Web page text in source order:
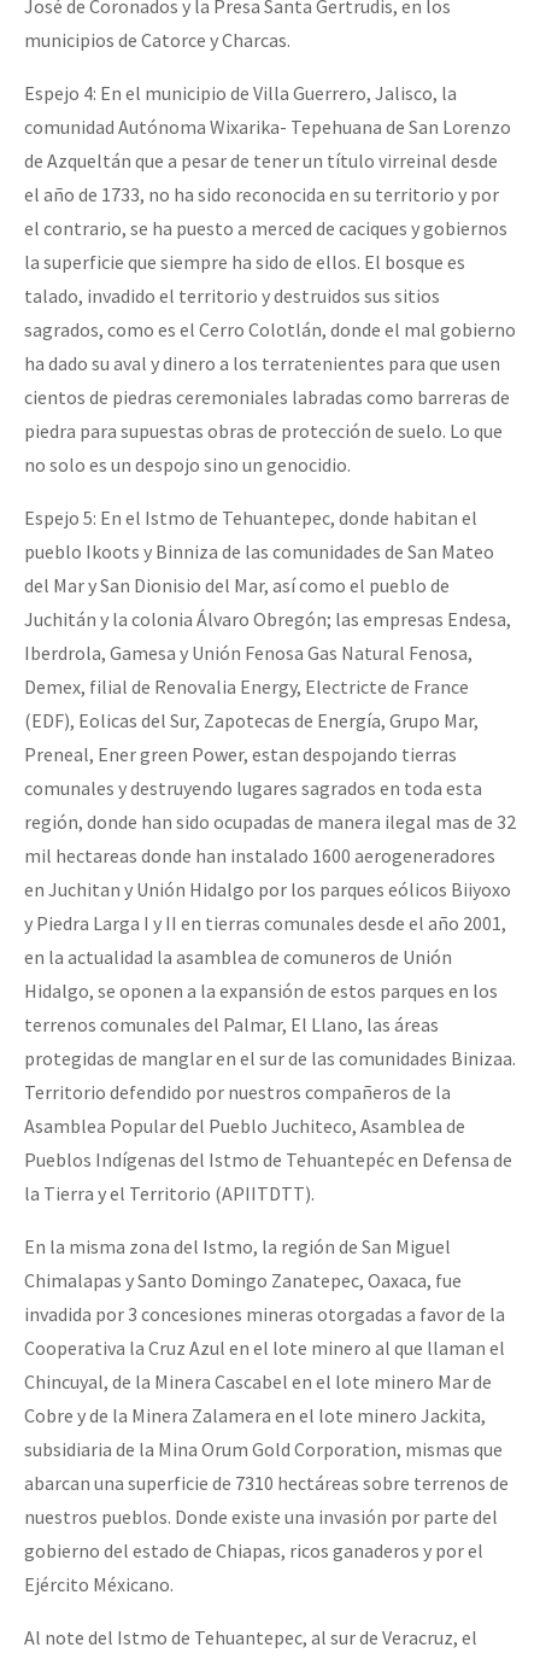
José de Coronados y la Presa Santa Gertrudis, en los
municipios de Catorce y Charcas.
Espejo 4: En el municipio de Villa Guerrero, Jalisco, la
comunidad Autónoma Wixarika- Tepehuana de San Lorenzo
de Azqueltán que a pesar de tener un título virreinal desde
el año de 1733, no ha sido reconocida en su territorio y por
el contrario, se ha puesto a merced de caciques y gobiernos
la superficie que siempre ha sido de ellos. El bosque es
talado, invadido el territorio y destruidos sus sitios
sagrados, como es el Cerro Colotlán, donde el mal gobierno
ha dado su aval y dinero a los terratenientes para que usen
cientos de piedras ceremoniales labradas como barreras de
piedra para supuestas obras de protección de suelo. Lo que
no solo es un despojo sino un genocidio.
Espejo 5: En el Istmo de Tehuantepec, donde habitan el
pueblo Ikoots y Binniza de las comunidades de San Mateo
del Mar y San Dionisio del Mar, así como el pueblo de
Juchitán y la colonia Álvaro Obregón; las empresas Endesa,
Iberdrola, Gamesa y Unión Fenosa Gas Natural Fenosa,
Demex, filial de Renovalia Energy, Electricte de France
(EDF), Eolicas del Sur, Zapotecas de Energía, Grupo Mar,
Preneal, Ener green Power, estan despojando tierras
comunales y destruyendo lugares sagrados en toda esta
región, donde han sido ocupadas de manera ilegal mas de 32
mil hectareas donde han instalado 1600 aerogeneradores
en Juchitan y Unión Hidalgo por los parques eólicos Biiyoxo
y Piedra Larga I y II en tierras comunales desde el año 2001,
en la actualidad la asamblea de comuneros de Unión
Hidalgo, se oponen a la expansión de estos parques en los
terrenos comunales del Palmar, El Llano, las áreas
protegidas de manglar en el sur de las comunidades Binizaa.
Territorio defendido por nuestros compañeros de la
Asamblea Popular del Pueblo Juchiteco, Asamblea de
Pueblos Indígenas del Istmo de Tehuantepéc en Defensa de
la Tierra y el Territorio (APIITDTT).
En la misma zona del Istmo, la región de San Miguel
Chimalapas y Santo Domingo Zanatepec, Oaxaca, fue
invadida por 3 concesiones mineras otorgadas a favor de la
Cooperativa la Cruz Azul en el lote minero al que llaman el
Chincuyal, de la Minera Cascabel en el lote minero Mar de
Cobre y de la Minera Zalamera en el lote minero Jackita,
subsidiaria de la Mina Orum Gold Corporation, mismas que
abarcan una superficie de 7310 hectáreas sobre terrenos de
nuestros pueblos. Donde existe una invasión por parte del
gobierno del estado de Chiapas, ricos ganaderos y por el
Ejército Méxicano.
Al note del Istmo de Tehuantepec, al sur de Veracruz, el